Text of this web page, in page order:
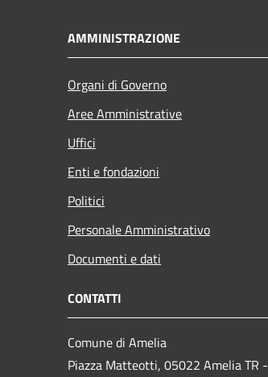
AMMINISTRAZIONE
Organi di Governo
Aree Amministrative
Uffici
Enti e fondazioni
Politici
Personale Amministrativo
Documenti e dati
CONTATTI
Comune di Amelia
Piazza Matteotti, 05022 Amelia TR -